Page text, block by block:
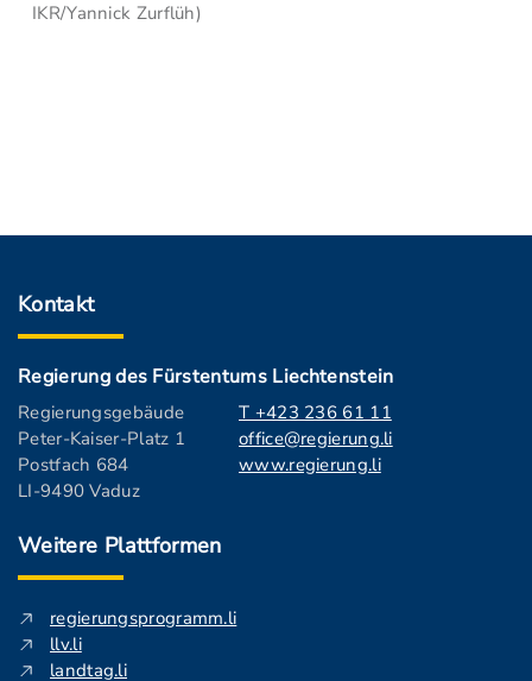
IKR/Yannick Zurflüh)
Kontakt
Regierung des Fürstentums Liechtenstein
Regierungsgebäude
Peter-Kaiser-Platz 1
Postfach 684
LI-9490 Vaduz
T +423 236 61 11
office@regierung.li
www.regierung.li
Weitere Plattformen
regierungsprogramm.li
llv.li
landtag.li